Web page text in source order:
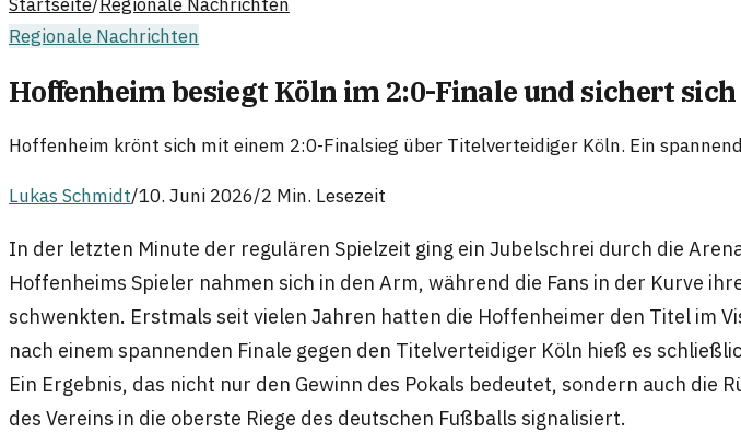
Regionale Nachrichten
Hoffenheim besiegt Köln im 2:0-Finale und sichert
Hoffenheim krönt sich mit einem 2:0-Finalsieg über Titelverteidiger Köln. Ein
Lukas Schmidt/10. Juni 2026/2 Min. Lesezeit
In der letzten Minute der regulären Spielzeit ging ein Jubelschrei durch die
Hoffenheims Spieler nahmen sich in den Arm, während die Fans in der Kurve
schwenkten. Erstmals seit vielen Jahren hatten die Hoffenheimer den Titel im
nach einem spannenden Finale gegen den Titelverteidiger Köln hieß es
Ein Ergebnis, das nicht nur den Gewinn des Pokals bedeutet, sondern auch die
des Vereins in die oberste Riege des deutschen Fußballs signalisiert.